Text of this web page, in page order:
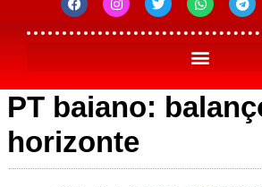
PT baiano:
horizonte